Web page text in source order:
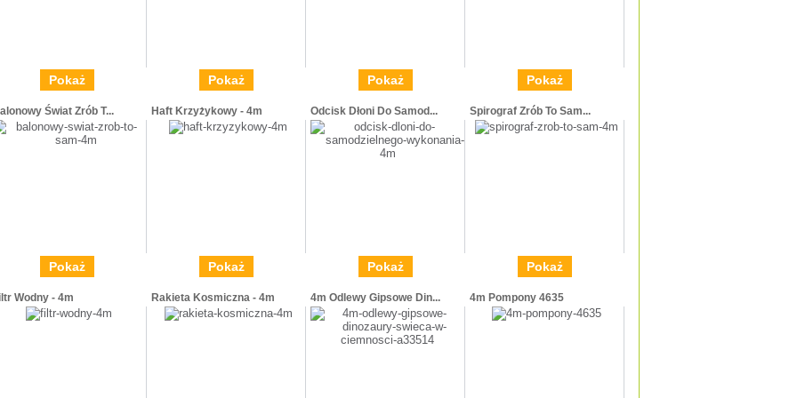
Pokaż Pokaż Pokaż Pokaż
Świat Zrób T...
Pokaż
Haft Krzyżykowy - 4m
Pokaż
Odcisk Dłoni Do Samod...
Pokaż
Spirograf Zrób To Sam...
Pokaż
Wodny - 4m Rakieta Kosmiczna - 4m 4m Odlewy Gipsowe Din... 4m Pompony 4635